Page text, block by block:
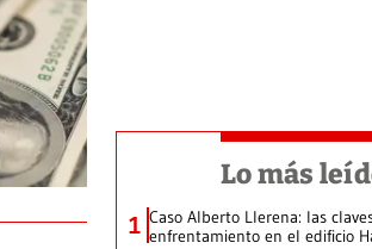
Lo más
1 Caso Alberto Llerena: las
enfrentamiento en el edificio